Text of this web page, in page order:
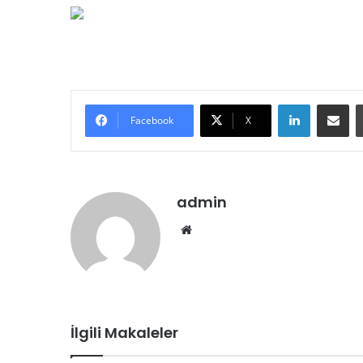
Facebook X
admin
İlgili Makaleler